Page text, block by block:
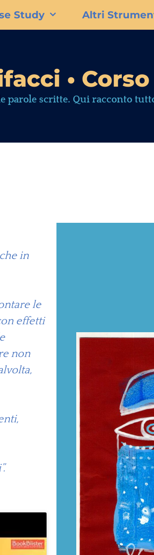
Study Altri
•
parole scritte. Qui racconto
in
le
effetti
non